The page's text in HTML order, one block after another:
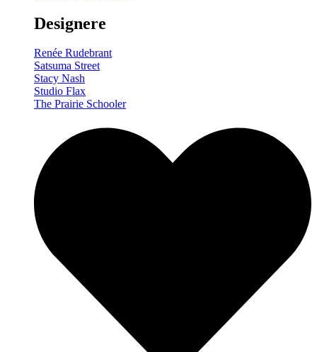
Designere
Renée Rudebrant
Satsuma Street
Stacy Nash
Studio Flax
The Prairie Schooler